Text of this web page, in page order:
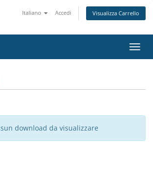
Italiano Accedi Visualizza Carrello
Attiva
download da visualizzare